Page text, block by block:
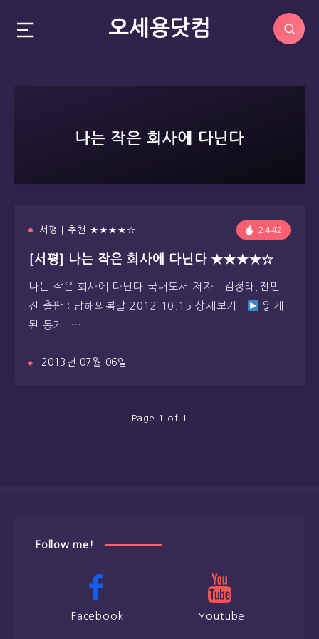
오세용닷컴
나는 작은 회사에 다닌다
서평 | 추천 ★★★★☆ 2442
[서평] 나는 작은 회사에 다닌다 ★★★★☆
나는 작은 회사에 다닌다 국내도서 저자 : 김정래,전민
진 출판 : 남해의봄날 2012.10.15 상세보기
읽게
된 동기 …
2013년 07월 06일
Page 1 of 1
Follow me!
Facebook Youtube